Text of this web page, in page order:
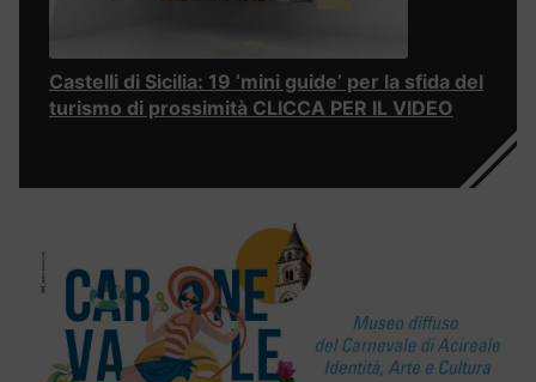
Castelli di Sicilia: 19 ‘mini guide’ per la sfida del
turismo di prossimità CLICCA PER IL VIDEO